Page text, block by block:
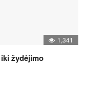
1,341
žydėjimo